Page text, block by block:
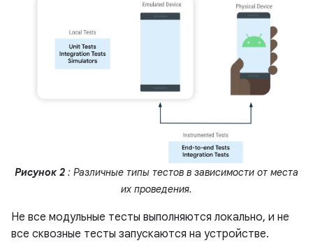
Рисунок 2 : Различные типы тестов в зависимости от места
их проведения.
Не все модульные тесты выполняются локально, и не
все сквозные тесты запускаются на устройстве.